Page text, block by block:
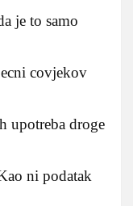
je to samo
covjekov
upotreba droge
ni podatak